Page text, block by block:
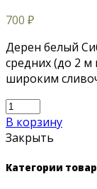
700 ₽
Дерен белый
средних (до 2 м
широким
В корзину
Закрыть
Категории